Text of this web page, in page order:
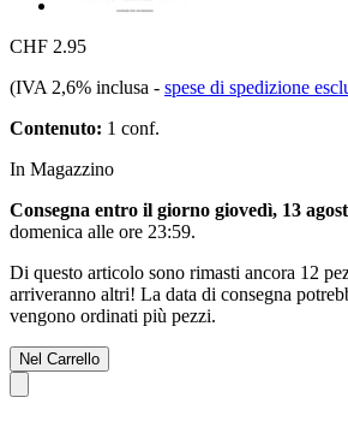
CHF 2.95
(IVA 2,6% inclusa - spese di spedizione
Contenuto: 1 conf.
In Magazzino
Consegna entro il giorno giovedì, 13
domenica alle ore 23:59.
Di questo articolo sono rimasti ancora 12
arriveranno altri! La data di consegna
vengono ordinati più pezzi.
Nel Carrello